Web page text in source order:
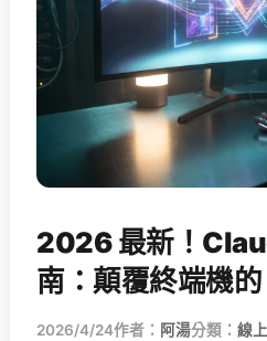
2026 最新！
南：顛覆終端機
2026/4/24作者： 阿湯分類： 線